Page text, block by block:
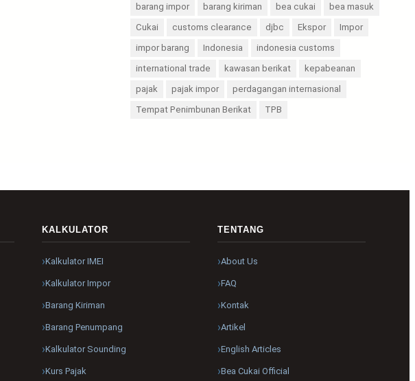
barang impor barang kiriman bea cukai
bea masuk
Cukai
customs clearance djbc Ekspor
Impor
impor barang
Indonesia
indonesia customs
international trade
kawasan berikat
kepabeanan
pajak
pajak impor
perdagangan internasional
Tempat Penimbunan Berikat
TPB
KALKULATOR
Kalkulator IMEI
Kalkulator Impor
Barang Kiriman
Barang Penumpang
Kalkulator Sounding
Kurs Pajak
TENTANG
About Us
FAQ
Kontak
Artikel
English Articles
Bea Cukai Official